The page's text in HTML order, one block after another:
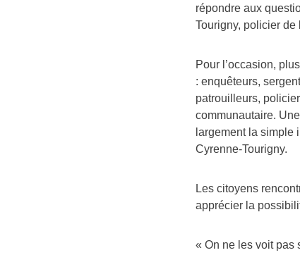
répondre aux
Tourigny, policier
Pour l’occasion,
: enquêteurs,
patrouilleurs,
communautaire.
largement la simple
Cyrenne-Tourigny.
Les citoyens
apprécier la
« On ne les voit pas